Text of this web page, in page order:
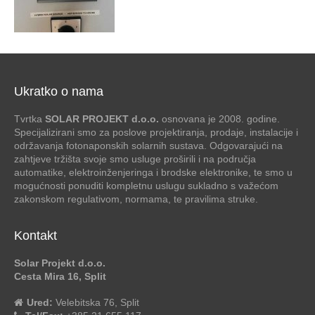
Ukratko o nama
Tvrtka SOLAR PROJEKT d.o.o. osnovana je 2008. godine.
Specijalizirani smo za poslove projektiranja, prodaje, instalacije i
održavanja fotonaponskih solarnih sustava. Odgovarajući na
zahtjeve tržišta svoje smo usluge proširili i na područja
automatike, elektroinženjeringa i brodske elektronike, te smo u
mogućnosti ponuditi kompletnu uslugu sukladno s važećom
zakonskom regulativom, normama, te pravilima struke.
Kontakt
Solar Projekt d.o.o.
Cesta Mira 16, Split
Ured: Velebitska 76, Split